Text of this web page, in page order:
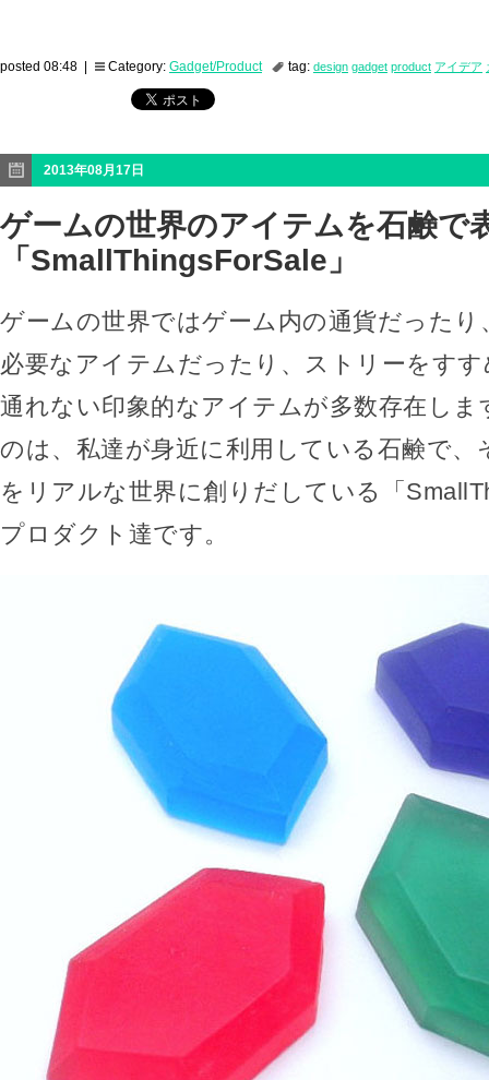
posted 08:48 | Category: Gadget/Product tag: design gadget product アイデア
2013年08月17日
ゲームの世界のアイテムを石鹸で
「SmallThingsForSale」
ゲームの世界ではゲーム内の通貨だった
必要なアイテムだったり、ストリーをす
通れない印象的なアイテムが多数存在しま
のは、私達が身近に利用している石鹸で
をリアルな世界に創りだしている「
プロダクト達です。